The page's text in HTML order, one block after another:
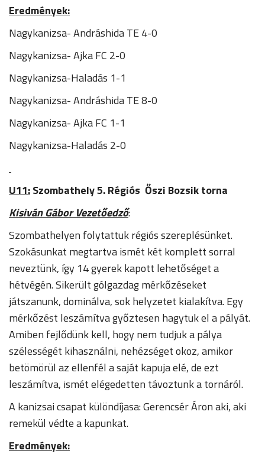
Eredmények:
Nagykanizsa- Andráshida TE 4-0
Nagykanizsa- Ajka FC 2-0
Nagykanizsa-Haladás 1-1
Nagykanizsa- Andráshida TE 8-0
Nagykanizsa- Ajka FC 1-1
Nagykanizsa-Haladás 2-0
U11:Szombathely 5. Régiós Őszi Bozsik torna
Kisiván Gábor Vezetőedző:
Szombathelyen folytattuk régiós szereplésünket.
Szokásunkat megtartva ismét két komplett sorral
neveztünk, így 14 gyerek kapott lehetőséget a
hétvégén. Sikerült gólgazdag mérkőzéseket
játszanunk, dominálva, sok helyzetet kialakítva. Egy
mérkőzést leszámítva győztesen hagytuk el a pályát.
Amiben fejlődünk kell, hogy nem tudjuk a pálya
szélességét kihasználni, nehézséget okoz, amikor
betömörül az ellenfél a saját kapuja elé, de ezt
leszámítva, ismét elégedetten távoztunk a tornáról.
A kanizsai csapat különdíjasa: Gerencsér Áron aki, aki
remekül védte a kapunkat.
Eredmények: